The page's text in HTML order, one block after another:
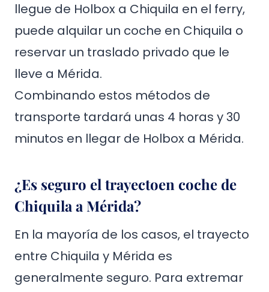
llegue de Holbox a Chiquila en el ferry,
puede alquilar un coche en Chiquila o
reservar un traslado privado que le
lleve a Mérida.
Combinando estos métodos de
transporte tardará unas 4 horas y 30
minutos en llegar de Holbox a Mérida.
¿Es seguro el trayectoen coche de
Chiquila a Mérida?
En la mayoría de los casos, el trayecto
entre Chiquila y Mérida es
generalmente seguro. Para extremar